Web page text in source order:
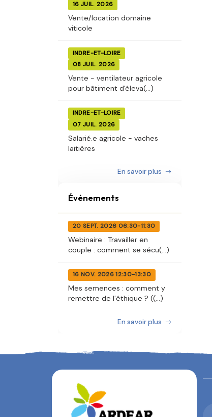
16 JUIL. 2026
Vente/location domaine
viticole
INDRE-ET-LOIRE
08 JUIL. 2026
Vente - ventilateur agricole
pour bâtiment d'éleva(...)
INDRE-ET-LOIRE
07 JUIL. 2026
Salarié.e agricole - vaches
laitières
En savoir plus
Événements
20 SEPT. 2026 06:30-11:30
Webinaire : Travailler en
couple : comment se sécu(...)
16 NOV. 2026 12:30-13:30
Mes semences : comment y
remettre de l’éthique ? ((...)
En savoir plus